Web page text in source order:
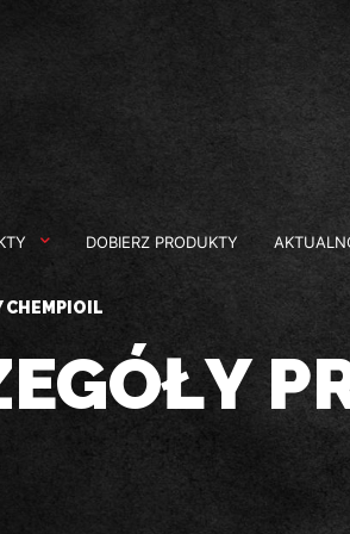
DOBIERZ PRODUKTY
CHEMPIOIL